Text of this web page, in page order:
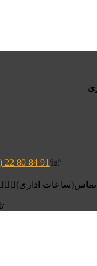
☏
91 84 80 22 (021)
تماس(ساعات